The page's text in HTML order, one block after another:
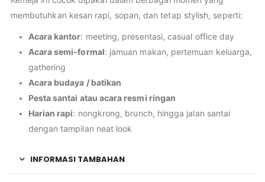
membutuhkan kesan rapi, sopan, dan tetap stylish, seperti:
Acara kantor: meeting, presentasi, casual office day
Acara semi-formal: jamuan makan, pertemuan keluarga,
gathering
Acara budaya / batikan
Pesta santai atau acara resmi ringan
Harian rapi: nongkrong, brunch, hingga jalan santai
dengan tampilan neat look
INFORMASI TAMBAHAN